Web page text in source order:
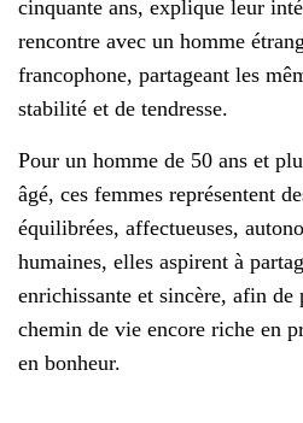
cinquante ans, explique leur
rencontre avec un homme
francophone, partageant les
stabilité et de tendresse.
Pour un homme de 50 ans et
âgé, ces femmes représentent
équilibrées, affectueuses,
humaines, elles aspirent à
enrichissante et sincère, afin de
chemin de vie encore riche en
en bonheur.